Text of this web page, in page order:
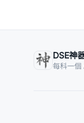
DSE神
每科一個